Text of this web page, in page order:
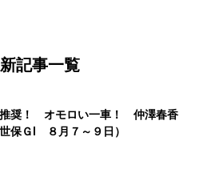
記事一覧
奨！ オモロい一車！ 仲澤春香
世保ＧⅠ ８月７～９日）